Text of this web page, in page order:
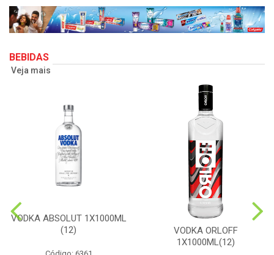
BEBIDAS
Veja mais
VODKA ABSOLUT 1X1000ML
(12)
VODKA ORLOFF
1X1000ML(12)